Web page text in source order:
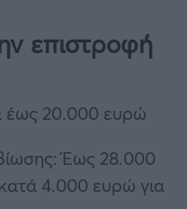
επιστροφή
έως 20.000 ευρώ
Έως 28.000
4.000 ευρώ για